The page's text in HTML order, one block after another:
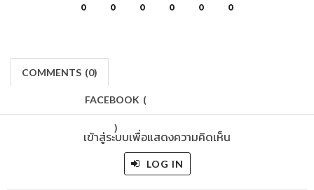
0 0 0 0 0 0
COMMENTS (0)
FACEBOOK (
)
เข้าสู่ระบบเพื่อแสดงความคิดเห็น
LOG IN